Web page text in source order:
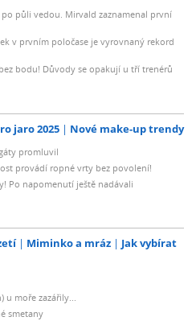
po půli vedou. Mirvald zaznamenal první
v prvním poločase je vyrovnaný rekord
bodu! Důvody se opakují u tří trenérů
jaro 2025 Nové make-up trendy
promluvil
provádí ropné vrty bez povolení!
Po napomenutí ještě nadávali
Miminko a mráz
Jak vybírat
u moře zazářily...
smetany